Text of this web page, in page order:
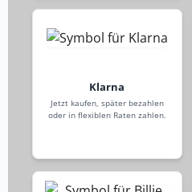
Klarna
Jetzt kaufen, später bezahlen
oder in flexiblen Raten zahlen.